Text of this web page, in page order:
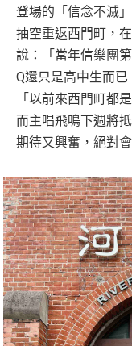
登場的「信念不滅
抽空重返西門町，
說：「當年信樂團
Q還只是高中生而
「以前來西門町都
而主唱飛鳴下週將
期待又興奮，絕對